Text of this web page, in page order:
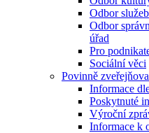
Odbor služeb
Odbor
úřad
Pro
Sociální věci
Povinně
Informace
Poskytnuté
Výroční
Informace k